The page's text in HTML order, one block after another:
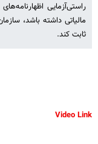
راستی‌آزمایی
مالیاتی داشته باشد،
ثابت کند.
Video Link